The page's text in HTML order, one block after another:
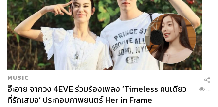
MUSIC
อ๊ะอาย จากวง 4EVE ร่วมร้องเพลง ‘Timeless คนเดียว
ที่รักเสมอ’ ประกอบภาพยนตร์ Her in Frame
...